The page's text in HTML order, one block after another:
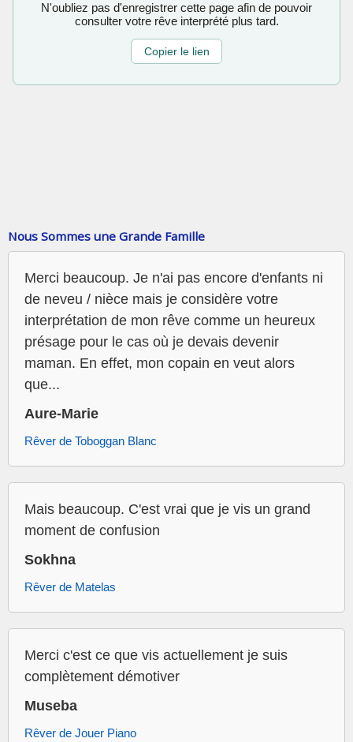
N'oubliez pas d'enregistrer cette page afin de pouvoir
consulter votre rêve interprété plus tard.
Copier le lien
Nous Sommes une Grande Famille
Merci beaucoup. Je n'ai pas encore d'enfants ni
de neveu / nièce mais je considère votre
interprétation de mon rêve comme un heureux
présage pour le cas où je devais devenir
maman. En effet, mon copain en veut alors
que...
Aure-Marie
Rêver de Toboggan Blanc
Mais beaucoup. C'est vrai que je vis un grand
moment de confusion
Sokhna
Rêver de Matelas
Merci c'est ce que vis actuellement je suis
complètement démotiver
Museba
Rêver de Jouer Piano